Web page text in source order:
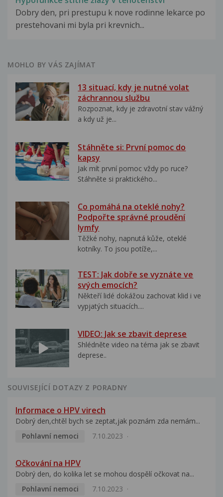
Dobry den, pri prestupu k nove rodinne lekarce po
prestehovani mi byla pri krevnich...
MOHLO BY VÁS ZAJÍMAT
13 situací, kdy je nutné volat
záchrannou službu
Rozpoznat, kdy je zdravotní stav vážný
a kdy už je...
Stáhněte si: První pomoc do
kapsy
Jak mít první pomoc vždy po ruce?
Stáhněte si praktického...
Co pomáhá na oteklé nohy?
Podpořte správné proudění
lymfy
Těžké nohy, napnutá kůže, oteklé
kotníky. To jsou potíže,...
TEST: Jak dobře se vyznáte ve
svých emocích?
Někteří lidé dokážou zachovat klid i ve
vypjatých situacích....
VIDEO: Jak se zbavit deprese
Shlédněte video na téma jak se zbavit
deprese..
SOUVISEJÍCÍ DOTAZY Z PORADNY
Informace o HPV virech
Dobrý den,chtěl bych se zeptat,jak poznám zda nemám...
Pohlavní nemoci
7.10.2023
Očkování na HPV
Dobrý den, do kolika let se mohou dospělí očkovat na...
Pohlavní nemoci
7.10.2023